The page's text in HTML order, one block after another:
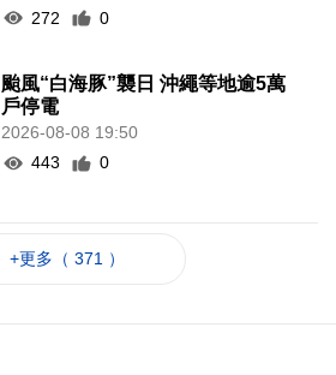
272
0
颱風“白海豚”襲日 沖繩等地逾5萬
戶停電
2026-08-08 19:50
443
0
+更多（ 371 ）